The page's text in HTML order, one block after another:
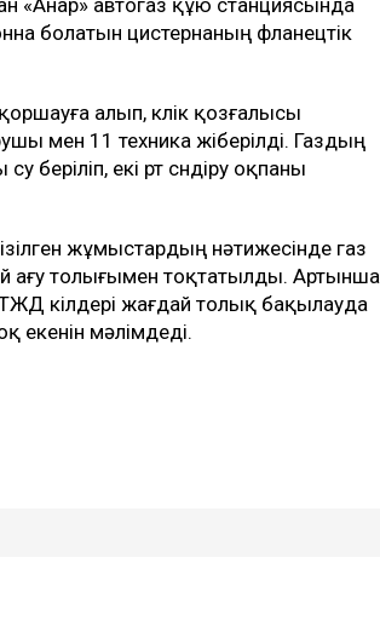
болатын цистернаның фланецтік
алып, көлік қозғалысы
мен 11 техника жіберілді. Газдың
екі өрт сөндіру оқпаны
жұмыстардың нәтижесінде газ
ағу толығымен тоқтатылды. Артынша
өкілдері жағдай толық бақылауда
екенін мәлімдеді.